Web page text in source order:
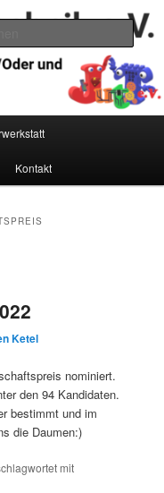
e.V.
Kontakt
Ketel
nominiert.
den 94 Kandidaten.
bestimmt und im
die Daumen:)
mit